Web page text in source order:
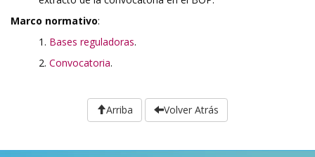
Marco normativo:
1. Bases reguladoras.
2. Convocatoria.
Arriba Volver Atrás